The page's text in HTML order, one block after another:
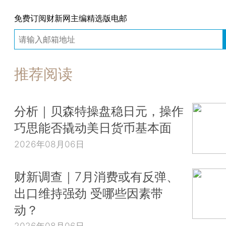
免费订阅财新网主编精选版电邮
推荐阅读
分析｜贝森特操盘稳日元，操作
巧思能否撬动美日货币基本面
2026年08月06日
财新调查｜7月消费或有反弹、
出口维持强劲 受哪些因素带
动？